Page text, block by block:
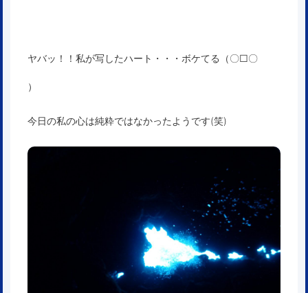
ヤバッ！！私が写したハート・・・ボケてる（〇□〇
）
今日の私の心は純粋ではなかったようです(笑)